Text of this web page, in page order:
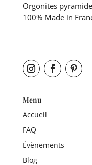
Orgonites
100% Made in
Menu
Accueil
FAQ
Évènements
Blog